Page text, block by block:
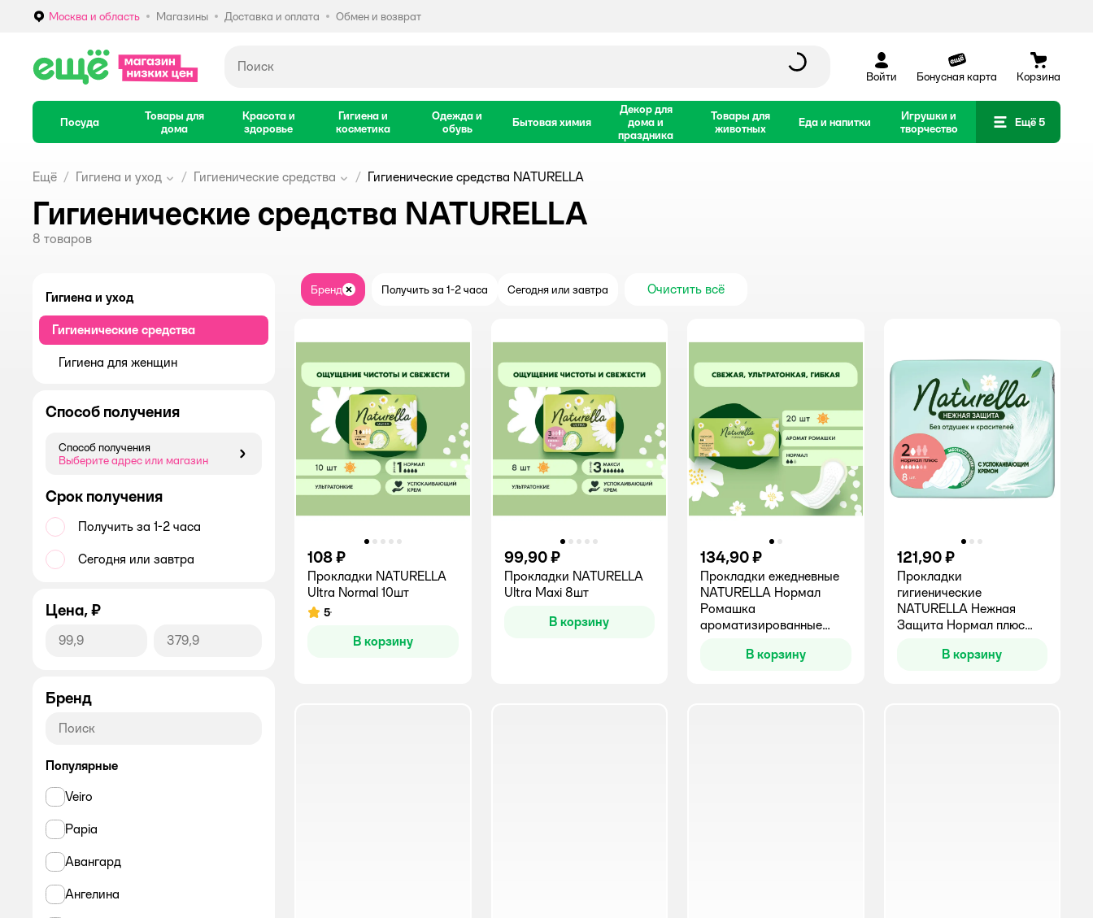
Выбор адреса доставки.
Москва и область Магазины Доставка и оплата Обмен и возврат
Войти Бонусная карта Корзина
Посуда
Товары для
дома
Красота и
здоровье
Гигиена и
косметика
Одежда и
обувь
Бытовая химия
Декор для
дома и
праздника
Товары для
животных
Еда и напитки
Игрушки и
творчество
Ещё 5
Ещё Гигиена и уход Гигиенические средства Гигиенические средства NATURELLA
Гигиенические средства NATURELLA
8 товаров
Бренд ЗакрытьПолучить за 1-2 часа Сегодня или завтра Очистить всё
108 ₽
Прокладки NATURELLA
Ultra Normal 10шт
Рейтинг:
5
В корзину
99,90 ₽
Прокладки NATURELLA
Ultra Maxi 8шт
В корзину
134,90 ₽
Прокладки ежедневные
NATURELLA Нормал
Ромашка
ароматизированные
В корзину
121,90 ₽
Прокладки
гигиенические
NATURELLA Нежная
Защита Нормал плюс
В корзину
Гигиена и уход
Гигиенические средства
Гигиена для женщин
Способ получения
Способ получения
Выберите адрес или магазин
Способ получения
Срок получения
Получить за 1-2 часа
Сегодня или завтра
Цена, ₽
Бренд
Популярные
Veiro
Papia
Авангард
Ангелина